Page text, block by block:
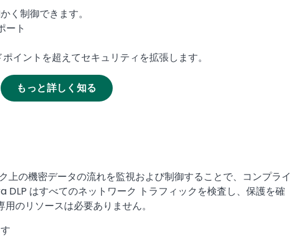
く制御できます。
ート
イントを超えてセキュリティを拡張します。
もっと詳しく知る
の機密データの流れを監視および制御することで、コンプライ
はすべてのネットワーク トラフィックを検査し、保護を確
のリソースは必要ありません。